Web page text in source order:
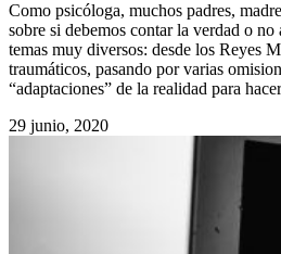
Como psicóloga, muchos padres,
sobre si debemos contar la verdad o
temas muy diversos: desde los Reyes
traumáticos, pasando por varias
“adaptaciones” de la realidad para
29 junio, 2020